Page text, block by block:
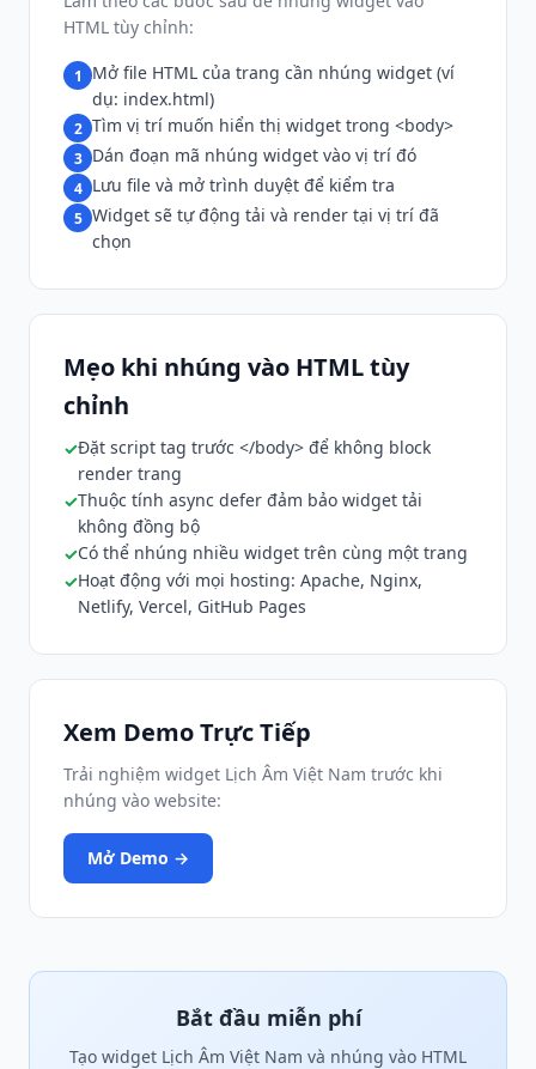
HTML tùy chỉnh:
1
Mở file HTML của trang cần nhúng widget (ví
dụ: index.html)
2 Tìm vị trí muốn hiển thị widget trong <body>
3 Dán đoạn mã nhúng widget vào vị trí đó
4 Lưu file và mở trình duyệt để kiểm tra
5 Widget sẽ tự động tải và render tại vị trí đã
chọn
Mẹo khi nhúng vào HTML tùy
chỉnh
Đặt script tag trước </body> để không block
render trang
Thuộc tính async defer đảm bảo widget tải
không đồng bộ
Có thể nhúng nhiều widget trên cùng một trang
Hoạt động với mọi hosting: Apache, Nginx,
Netlify, Vercel, GitHub Pages
Xem Demo Trực Tiếp
Trải nghiệm widget Lịch Âm Việt Nam trước khi
nhúng vào website:
Mở Demo →
Bắt đầu miễn phí
Tạo widget Lịch Âm Việt Nam và nhúng vào HTML